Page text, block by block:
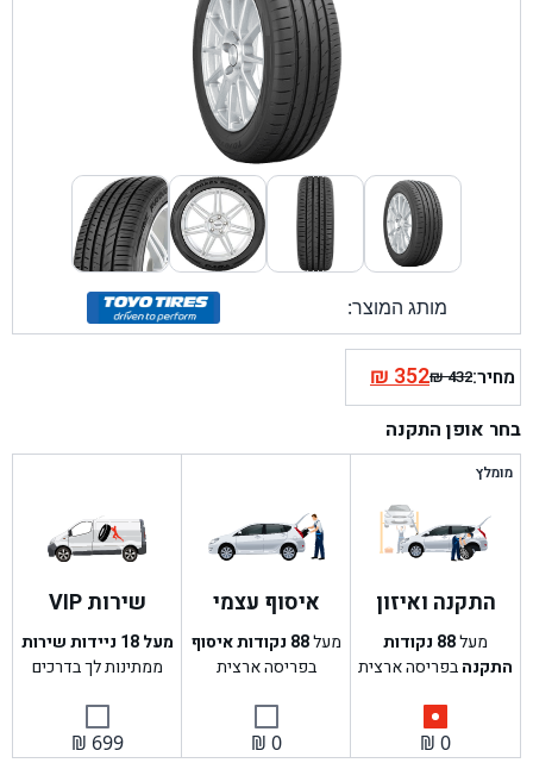
מותג המוצר:
מחיר: ₪432
המחיר
המקורי
היה:
₪352המחיר
הנוכחי
הוא:
בחר אופן התקנה
מומלץ
התקנה ואיזון
מעל88 נקודות
התקנהבפריסה ארצית
₪ 0
איסוף עצמי
מעל88 נקודות איסוף
בפריסה ארצית
₪ 0
שירות VIP
מעל 18 ניידות שירות
ממתינות לך בדרכים
₪ 699